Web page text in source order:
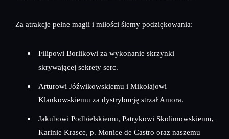
Za atrakcje pełne magii i miłości ślemy podziękowania:
Filipowi Borlikowi za wykonanie skrzynki
skrywającej sekrety serc.
Arturowi Jóźwikowskiemu i Mikołajowi
Klankowskiemu za dystrybucję strzał Amora.
Jakubowi Podbielskiemu, Patrykowi Skolimowskiemu,
Karinie Krasce, p. Monice de Castro oraz naszemu